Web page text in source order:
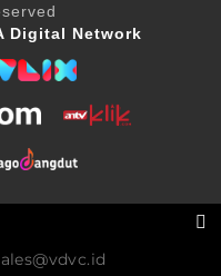
Digital Network
